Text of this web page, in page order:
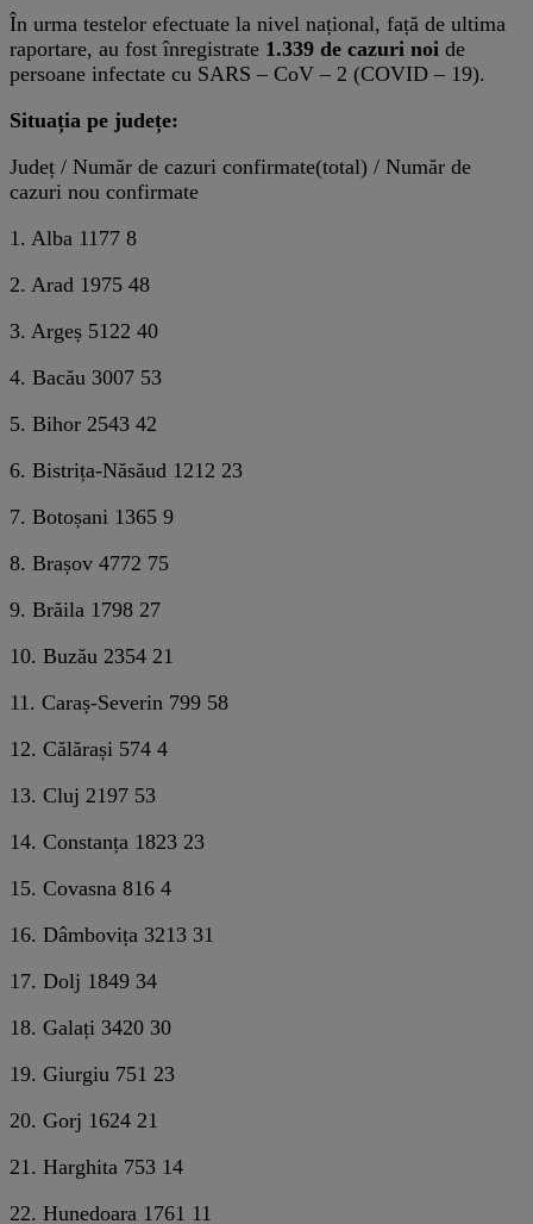
În urma testelor efectuate la nivel național, față de ultima
raportare, au fost înregistrate 1.339 de cazuri noi de
persoane infectate cu SARS – CoV – 2 (COVID – 19).
Situația pe județe:
Județ / Număr de cazuri confirmate(total) / Număr de
cazuri nou confirmate
1. Alba 1177 8
2. Arad 1975 48
3. Argeș 5122 40
4. Bacău 3007 53
5. Bihor 2543 42
6. Bistrița-Năsăud 1212 23
7. Botoșani 1365 9
8. Brașov 4772 75
9. Brăila 1798 27
10. Buzău 2354 21
11. Caraș-Severin 799 58
12. Călărași 574 4
13. Cluj 2197 53
14. Constanța 1823 23
15. Covasna 816 4
16. Dâmbovița 3213 31
17. Dolj 1849 34
18. Galați 3420 30
19. Giurgiu 751 23
20. Gorj 1624 21
21. Harghita 753 14
22. Hunedoara 1761 11